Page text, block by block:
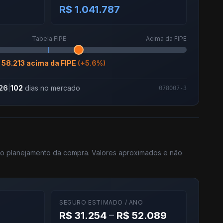
R$ 1.041.787
Tabela FIPE Acima da FIPE
58.213 acima da FIPE (+5.6%)
102 dias no mercado 078007-3
planejamento da compra. Valores aproximados e não
SEGURO ESTIMADO / ANO
R$ 31.254 – R$ 52.089